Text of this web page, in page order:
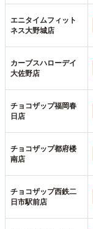
エニタイムフィット
ネス大野城店
カーブスハローデイ
大佐野店
チョコザップ福岡春
日店
チョコザップ都府楼
南店
チョコザップ西鉄二
日市駅前店